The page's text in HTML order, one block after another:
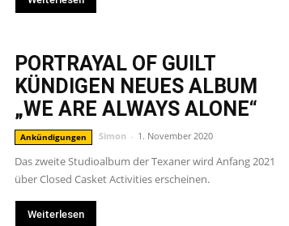
PORTRAYAL OF GUILT
KÜNDIGEN NEUES ALBUM
„WE ARE ALWAYS ALONE“
Ankündigungen Simon - 1. November 2020
Das zweite Studioalbum der Texaner wird Anfang 2021
über Closed Casket Activities erscheinen.
Weiterlesen